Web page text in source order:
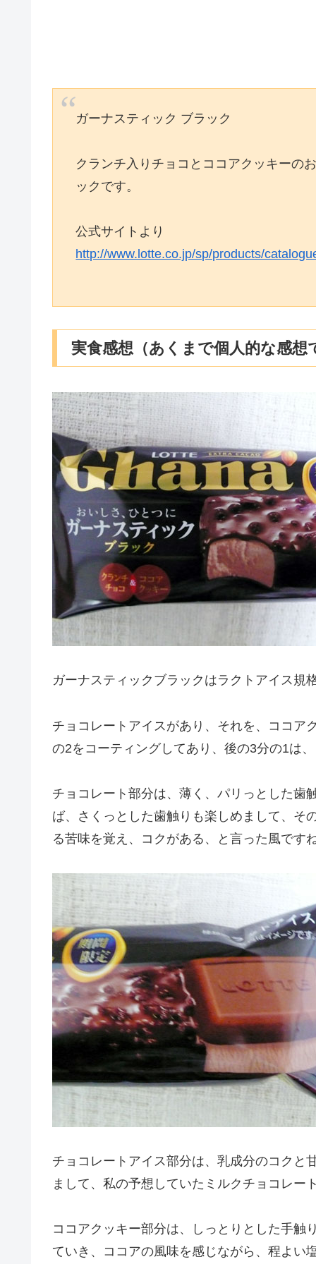
ガーナスティック ブラック
クランチ入りチョコとココアクッキーの
ックです。
公式サイトより
http://www.lotte.co.jp/sp/products/
実食感想（あくまで個人的な感
ガーナスティックブラックはラクトアイス規
チョコレートアイスがあり、それを、ココア
の2をコーティングしてあり、後の3分の1は
チョコレート部分は、薄く、パリっとした歯
ば、さくっとした歯触りも楽しめまして、そ
る苦味を覚え、コクがある、と言った風です
チョコレートアイス部分は、乳成分のコクと
まして、私の予想していたミルクチョコレ
ココアクッキー部分は、しっとりとした手触
ていき、ココアの風味を感じながら、程よい